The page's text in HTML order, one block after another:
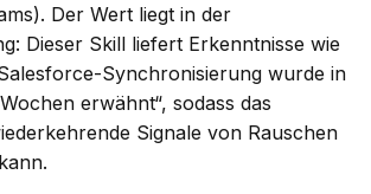
Der Wert liegt in der
Dieser Skill liefert Erkenntnisse wie
Synchronisierung wurde in
erwähnt“, sodass das
Signale von Rauschen